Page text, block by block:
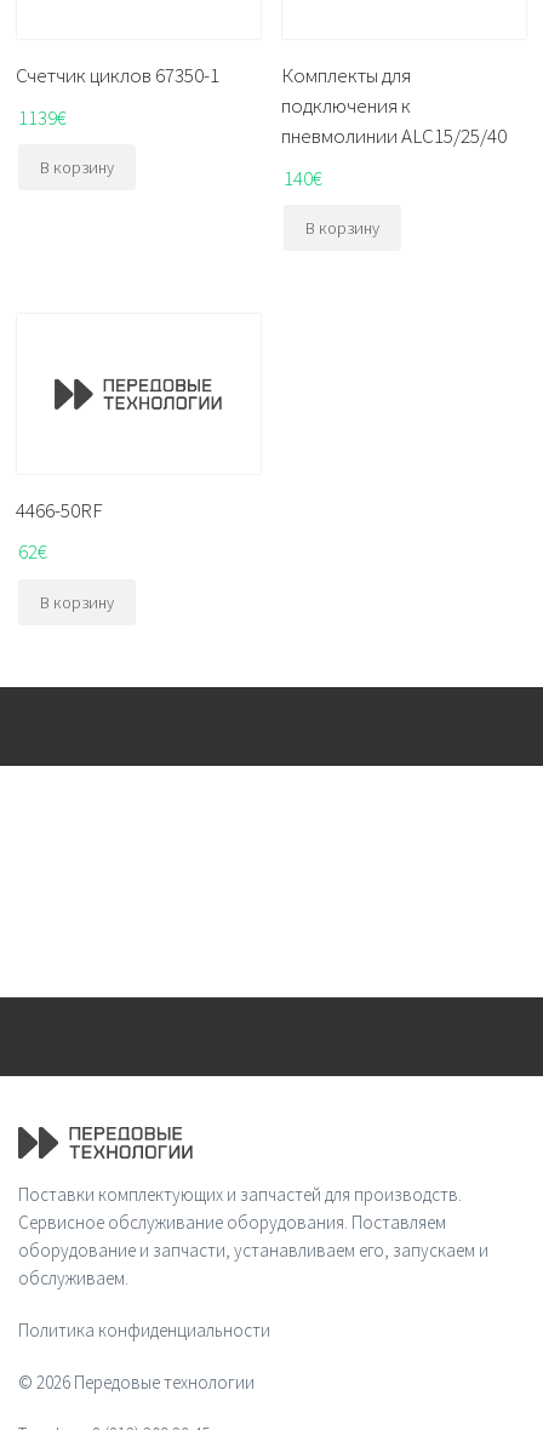
Счетчик циклов 67350-1
1139€
В корзину
Комплекты для
подключения к
пневмолинии ALC15/25/40
140€
В корзину
4466-50RF
62€
В корзину
Поставки комплектующих и запчастей для производств.
Сервисное обслуживание оборудования. Поставляем
оборудование и запчасти, устанавливаем его, запускаем и
обслуживаем.
Политика конфиденциальности
© 2026 Передовые технологии